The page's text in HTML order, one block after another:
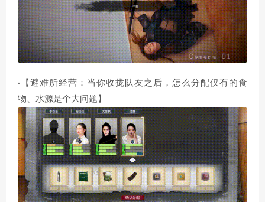
·【避难所经营：当你收拢队友之后，怎么分配仅有的食
物、水源是个大问题】